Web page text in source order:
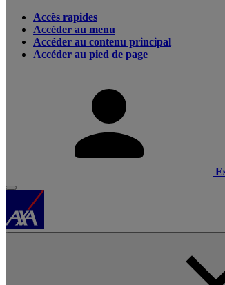
Accès rapides
Accéder au menu
Accéder au contenu principal
Accéder au pied de page